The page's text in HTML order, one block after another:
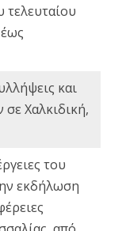
τελευταίου
και
Χαλκιδική,
του
εκδήλωση